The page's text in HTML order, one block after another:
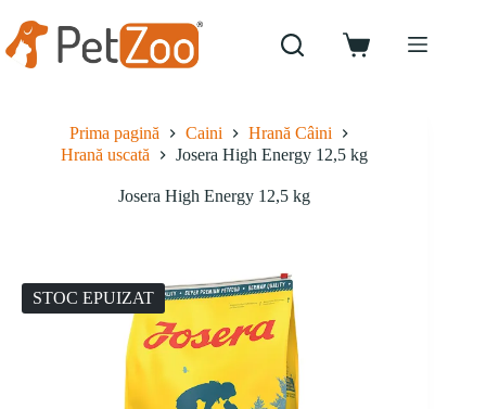
conținut
Coș
Prima pagină Caini
Hrană Câini
Hrană uscată
Josera High Energy 12,5 kg
Josera High Energy 12,5 kg
STOC EPUIZAT